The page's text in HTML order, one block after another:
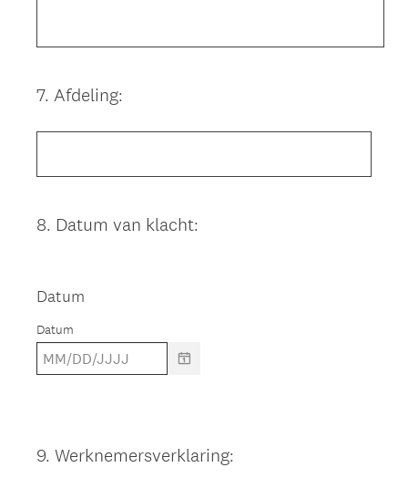
Question
7. Afdeling:
Question
8. Datum van klacht:
Datum
Datum
Question
9. Werknemersverklaring: